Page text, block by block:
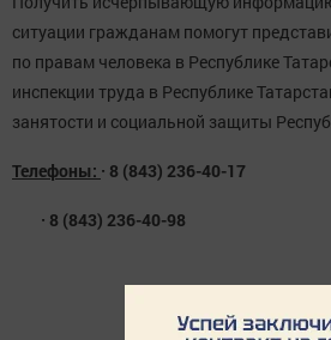
ситуации гражданам помогут
по правам человека в Республике
инспекции труда в Республике
занятости и социальной защиты
Телефоны: · 8 (843) 236-40-17
· 8 (843) 236-40-98